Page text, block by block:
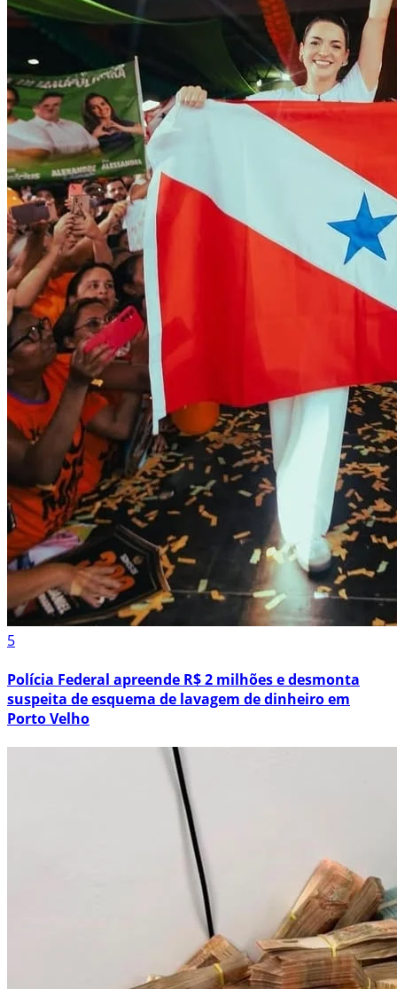
5
Polícia Federal apreende R$ 2 milhões e desmonta
suspeita de esquema de lavagem de dinheiro em
Porto Velho